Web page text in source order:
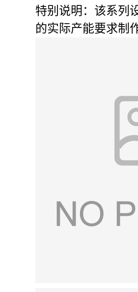
特别说明：该系列
的实际产能要求制